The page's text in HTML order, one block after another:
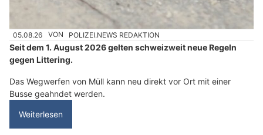
05.08.26 VON POLIZEI.NEWS REDAKTION
Seit dem 1. August 2026 gelten schweizweit neue Regeln
gegen Littering.
Das Wegwerfen von Müll kann neu direkt vor Ort mit einer
Busse geahndet werden.
Weiterlesen